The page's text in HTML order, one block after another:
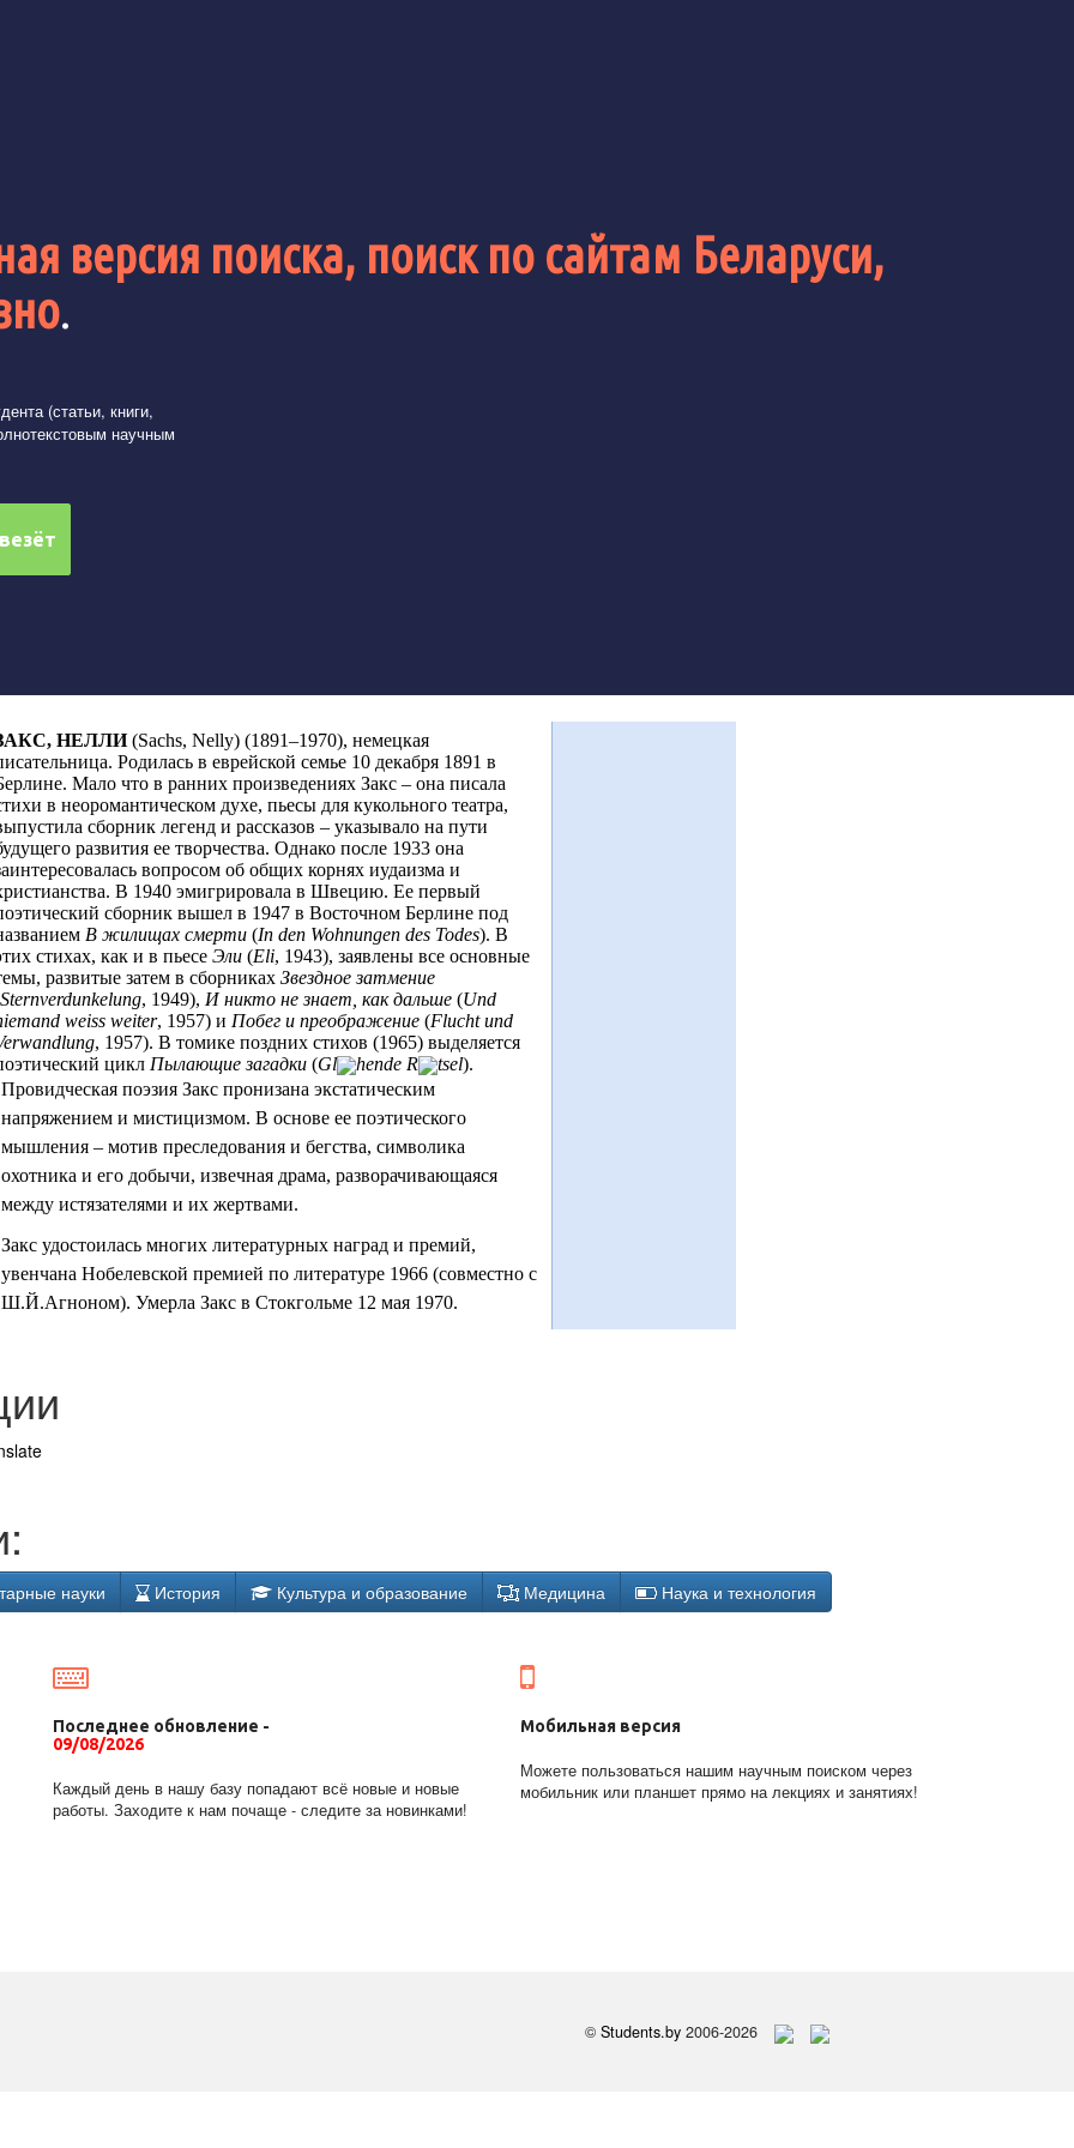
версия поиска, поиск по сайтам Беларуси,
.
(статьи, книги,
научным
НЕЛЛИ (Sachs, Nelly) (1891–1970), немецкая
Родилась в еврейской семье 10 декабря 1891 в
Мало что в ранних произведениях Закс – она писала
в неоромантическом духе, пьесы для кукольного театра,
сборник легенд и рассказов – указывало на пути
развития ее творчества. Однако после 1933 она
вопросом об общих корнях иудаизма и
В 1940 эмигрировала в Швецию. Ее первый
сборник вышел в 1947 в Восточном Берлине под
В жилищах смерти (In den Wohnungen des Todes). В
стихах, как и в пьесе Эли (Eli, 1943), заявлены все основные
развитые затем в сборниках Звездное затмение
Sternverdunkelung, 1949), И никто не знает, как дальше (Und
weiss weiter, 1957) и Побег и преображение (Flucht und
, 1957). В томике поздних стихов (1965) выделяется
цикл Пылающие загадки (Gl hende R tsel).
Провидческая поэзия Закс пронизана экстатическим
напряжением и мистицизмом. В основе ее поэтического
мышления – мотив преследования и бегства, символика
охотника и его добычи, извечная драма, разворачивающаяся
между истязателями и их жертвами.
Закс удостоилась многих литературных наград и премий,
увенчана Нобелевской премией по литературе 1966 (совместно с
Ш.Й.Агноном). Умерла Закс в Стокгольме 12 мая 1970.
науки История Культура и образование Медицина Наука и технология
Последнее обновление -
09/08/2026
Каждый день в нашу базу попадают всё новые и новые
работы. Заходите к нам почаще - следите за новинками!
Мобильная версия
Можете пользоваться нашим научным поиском через
мобильник или планшет прямо на лекциях и занятиях!
© Students.by 2006-2026